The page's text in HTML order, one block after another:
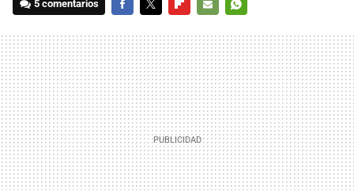
5 comentarios
MAIL